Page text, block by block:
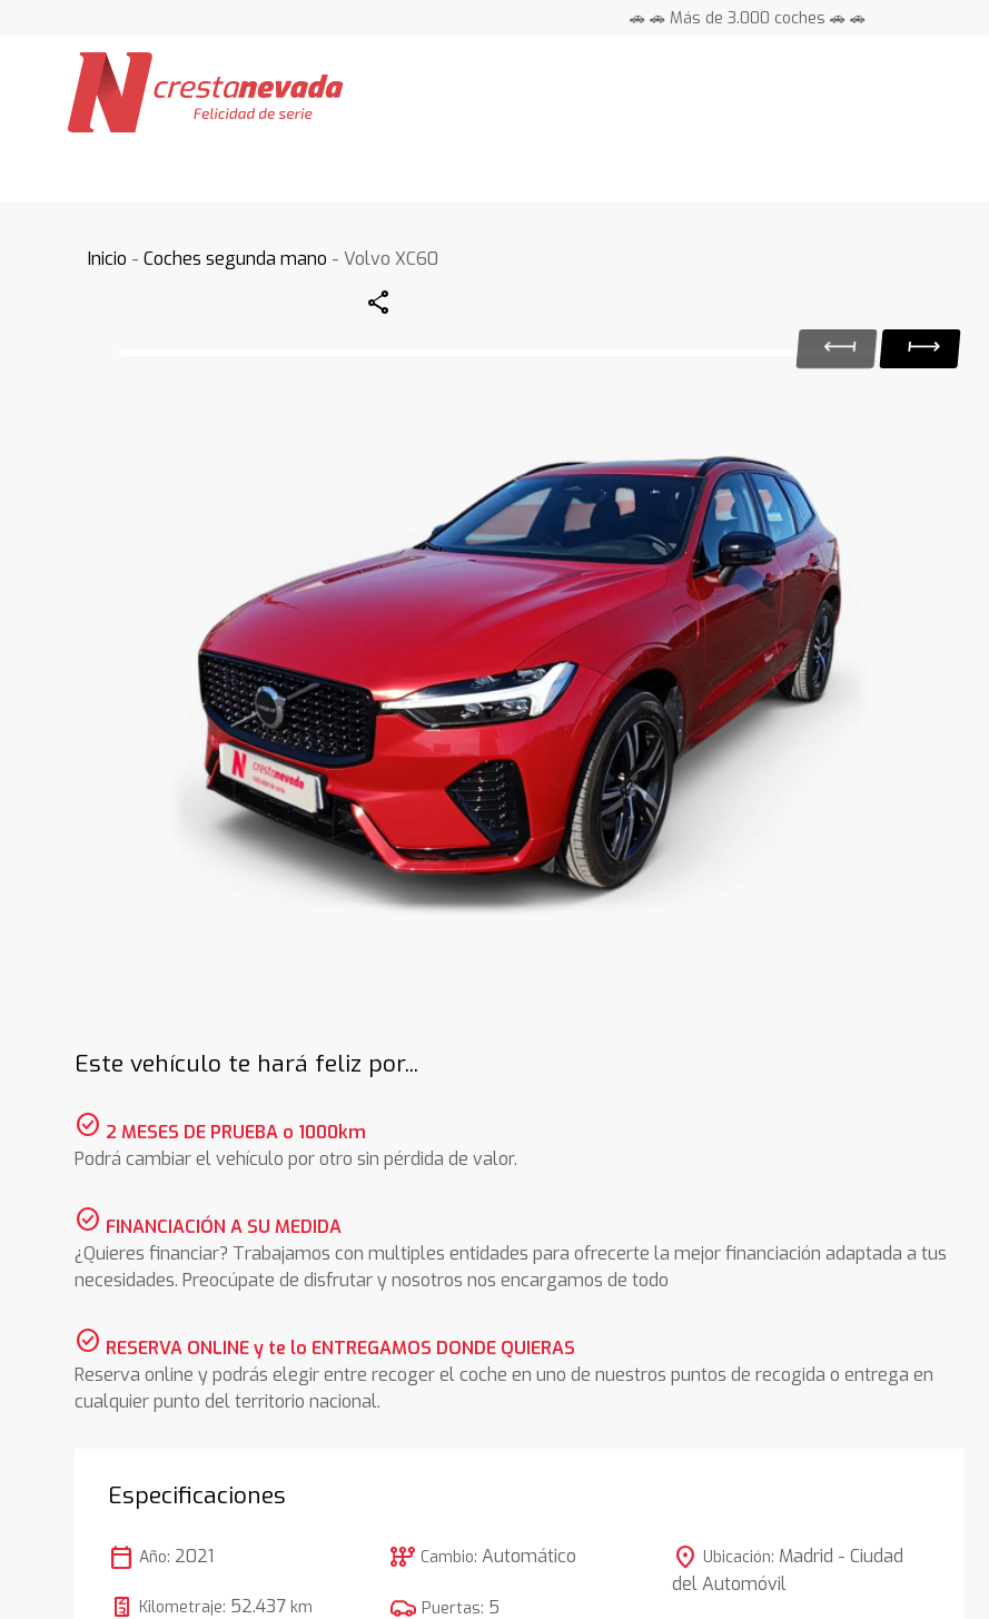
🚗 🚗 Más de 3.000 coches 🚗 🚗
Inicio -Coches segunda mano - Volvo XC60
Share
Este vehículo te hará feliz por...
check_circle 2 MESES DE PRUEBA o 1000km
Podrá cambiar el vehículo por otro sin pérdida de valor.
check_circle FINANCIACIÓN A SU MEDIDA
¿Quieres financiar? Trabajamos con multiples entidades para ofrecerte la mejor financiación adaptada a tus
necesidades. Preocúpate de disfrutar y nosotros nos encargamos de todo
check_circle RESERVA ONLINE y te lo ENTREGAMOS DONDE QUIERAS
Reserva online y podrás elegir entre recoger el coche en uno de nuestros puntos de recogida o entrega en
cualquier punto del territorio nacional.
Especificaciones
calendar_today Año: 2021
Kilometraje: 52.437 km
auto_transmission Cambio:Automático
Puertas: 5
location_on Ubicación: Madrid - Ciudad
del Automóvil